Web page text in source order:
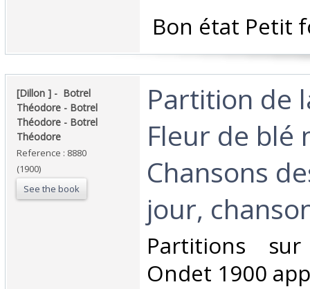
Bon état Petit
‎[Dillon ] - ‎ ‎Botrel
Théodore - Botrel
Théodore - Botrel
Théodore‎
Reference : 8880
(1900)
See the book
‎Partition de
Fleur de blé
Chansons
jour,
‎Partitions
Ondet 1900